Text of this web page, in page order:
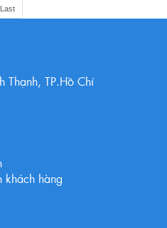
Last
Thạnh, TP.Hồ Chí
khách hàng